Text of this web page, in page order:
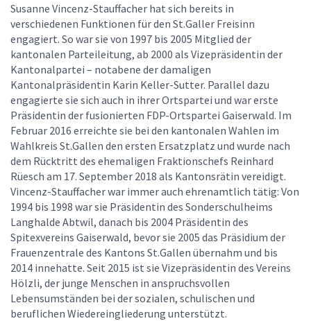
Susanne Vincenz-Stauffacher hat sich bereits in
verschiedenen Funktionen für den St.Galler Freisinn
engagiert. So war sie von 1997 bis 2005 Mitglied der
kantonalen Parteileitung, ab 2000 als Vizepräsidentin der
Kantonalpartei – notabene der damaligen
Kantonalpräsidentin Karin Keller-Sutter. Parallel dazu
engagierte sie sich auch in ihrer Ortspartei und war erste
Präsidentin der fusionierten FDP-Ortspartei Gaiserwald. Im
Februar 2016 erreichte sie bei den kantonalen Wahlen im
Wahlkreis St.Gallen den ersten Ersatzplatz und wurde nach
dem Rücktritt des ehemaligen Fraktionschefs Reinhard
Rüesch am 17. September 2018 als Kantonsrätin vereidigt.
Vincenz-Stauffacher war immer auch ehrenamtlich tätig: Von
1994 bis 1998 war sie Präsidentin des Sonderschulheims
Langhalde Abtwil, danach bis 2004 Präsidentin des
Spitexvereins Gaiserwald, bevor sie 2005 das Präsidium der
Frauenzentrale des Kantons St.Gallen übernahm und bis
2014 innehatte. Seit 2015 ist sie Vizepräsidentin des Vereins
Hölzli, der junge Menschen in anspruchsvollen
Lebensumständen bei der sozialen, schulischen und
beruflichen Wiedereingliederung unterstützt.